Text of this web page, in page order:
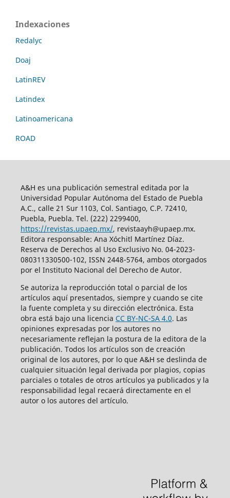
Indexaciones
Redalyc
Doaj
LatinREV
Latindex
Latinoamericana
ROAD
A&H es una publicación semestral editada por la
Universidad Popular Autónoma del Estado de Puebla
A.C., calle 21 Sur 1103, Col. Santiago, C.P. 72410,
Puebla, Puebla. Tel. (222) 2299400,
https://revistas.upaep.mx/, revistaayh@upaep.mx.
Editora responsable: Ana Xóchitl Martínez Díaz.
Reserva de Derechos al Uso Exclusivo No. 04-2023-
080311330500-102, ISSN 2448-5764, ambos otorgados
por el Instituto Nacional del Derecho de Autor.
Se autoriza la reproducción total o parcial de los
artículos aquí­ presentados, siempre y cuando se cite
la fuente completa y su dirección electrónica. Esta
obra está bajo una licencia CC BY-NC-SA 4.0. Las
opiniones expresadas por los autores no
necesariamente reflejan la postura de la editora de la
publicación. Todos los artículos son de creación
original de los autores, por lo que A&H se deslinda de
cualquier situación legal derivada por plagios, copias
parciales o totales de otros artículos ya publicados y la
responsabilidad legal recaerá directamente en el
autor o los autores del artículo.